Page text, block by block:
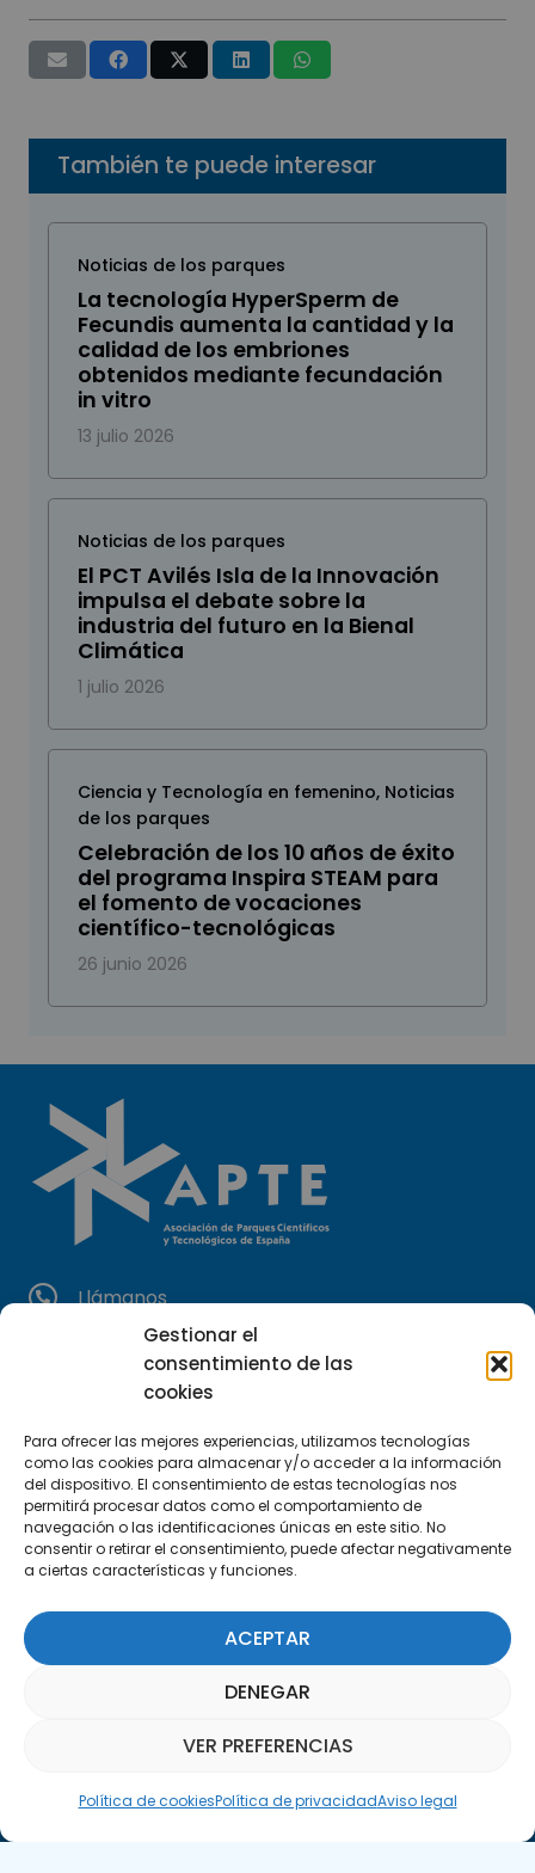
Gestionar el
consentimiento de las
cookies
Para ofrecer las mejores experiencias, utilizamos tecnologías
como las cookies para almacenar y/o acceder a la información
del dispositivo. El consentimiento de estas tecnologías nos
permitirá procesar datos como el comportamiento de
navegación o las identificaciones únicas en este sitio. No
consentir o retirar el consentimiento, puede afectar negativamente
a ciertas características y funciones.
ACEPTAR
DENEGAR
VER PREFERENCIAS
Política de cookiesPolítica de privacidadAviso legal
También te puede interesar
Noticias de los parques
La tecnología HyperSperm de
Fecundis aumenta la cantidad y la
calidad de los embriones
obtenidos mediante fecundación
in vitro
13 julio 2026
Noticias de los parques
El PCT Avilés Isla de la Innovación
impulsa el debate sobre la
industria del futuro en la Bienal
Climática
1 julio 2026
Ciencia y Tecnología en femenino, Noticias
de los parques
Celebración de los 10 años de éxito
del programa Inspira STEAM para
el fomento de vocaciones
científico-tecnológicas
26 junio 2026
Llámanos
(+34) 951 23 13 06
Escríbenos
Encuéntranos
C/Marie Curie, 35
29590 Campanillas, Málaga
Suscríbete a nuestra Newsletter
SUSCRÍBETE AQUÍ